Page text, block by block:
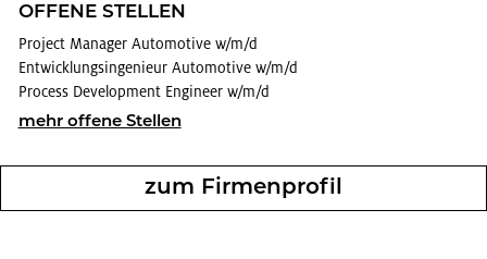
OF­FE­NE STEL­LEN
Pro­ject Ma­na­ger Au­to­mo­ti­ve w/m/d
Ent­wick­lungs­in­ge­nieur Au­to­mo­ti­ve w/m/d
Pro­cess De­ve­lop­ment En­gi­neer w/m/d
mehr of­fe­ne Stel­len
zum Fir­men­pro­fil